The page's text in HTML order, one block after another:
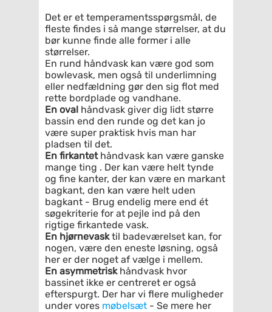
Det er et temperamentsspørgsmål, de
fleste findes i så mange størrelser, at du
bør kunne finde alle former i alle
størrelser.
En rund håndvask kan være god som
bowlevask, men også til underlimning
eller nedfældning gør den sig flot med
rette bordplade og vandhane.
En oval håndvask giver dig lidt større
bassin end den runde og det kan jo
være super praktisk hvis man har
pladsen til det.
En firkantethåndvask kan være ganske
mange ting . Der kan være helt tynde
og fine kanter, der kan være en markant
bagkant, den kan være helt uden
bagkant - Brug endelig mere end ét
søgekriterie for at pejle ind på den
rigtige firkantede vask.
En hjørnevasktil badeværelset kan, for
nogen, være den eneste løsning, også
her er der noget af vælge i mellem.
En asymmetriskhåndvask hvor
bassinet ikke er centreret er også
efterspurgt. Der har vi flere muligheder
under vores møbelsæt - Se mere her